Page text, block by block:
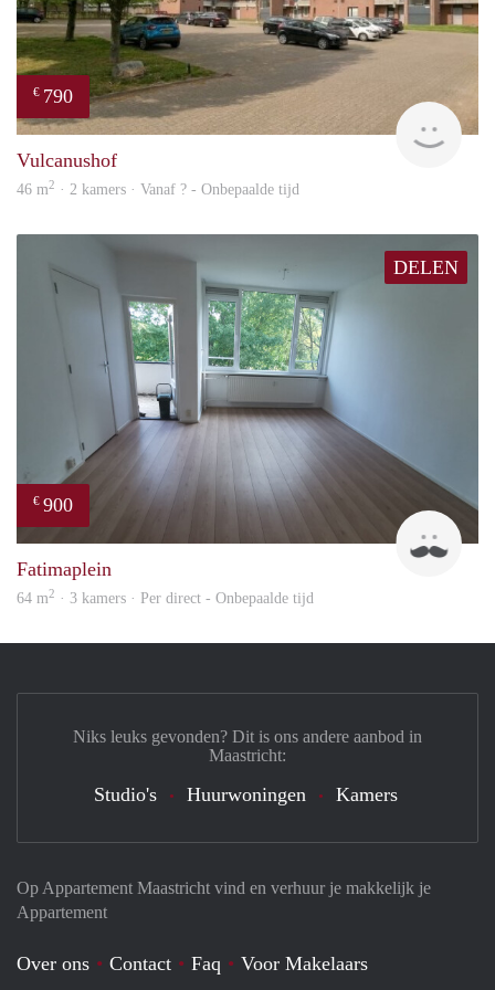
€ 790
Vulcanushof
46 m2 · 2 kamers · Vanaf ? - Onbepaalde tijd
DELEN
€ 900
Fatimaplein
64 m2 · 3 kamers · Per direct - Onbepaalde tijd
Op Appartement Maastricht vind en verhuur je makkelijk je
Appartement
Over ons Contact Faq Voor Makelaars
Niks leuks gevonden? Dit is ons andere aanbod in
Maastricht:
Studio's Huurwoningen Kamers